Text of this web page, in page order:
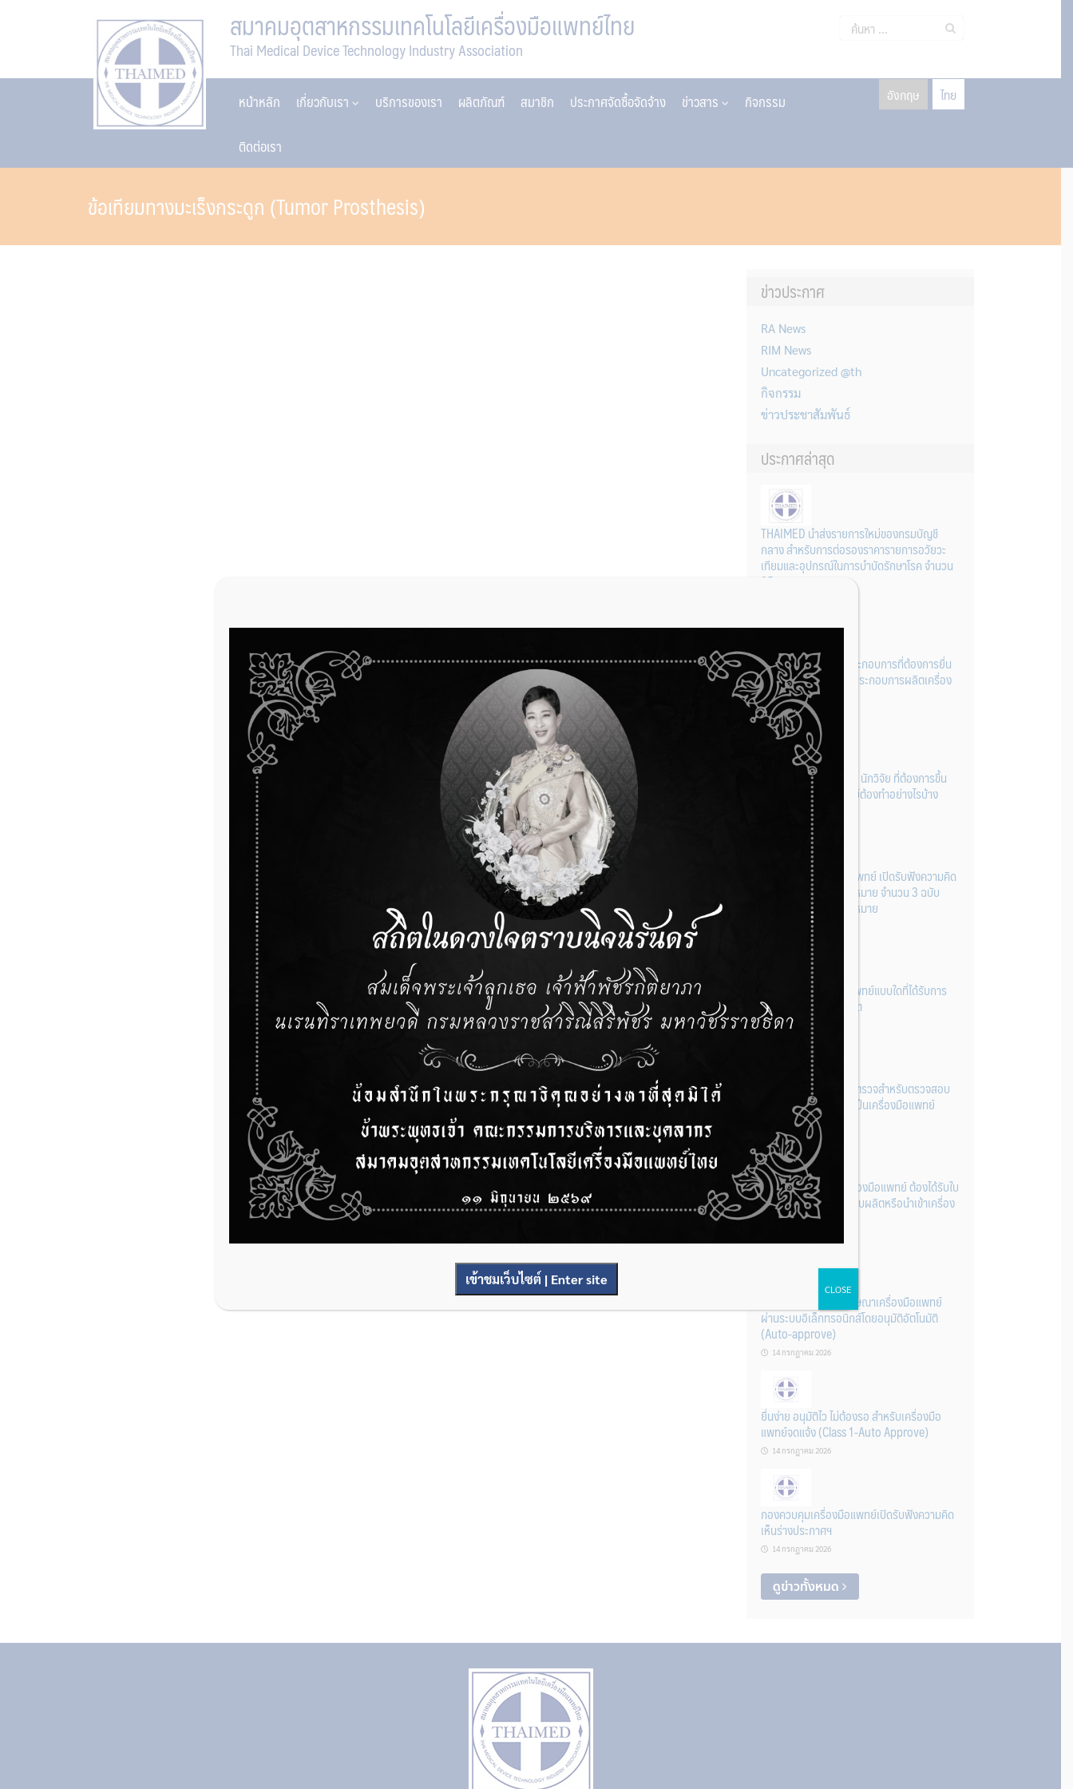
สมาคมอุตสาหกรรมเทคโนโลยีเครื่องมือแพทย์ไทย
Thai Medical Device Technology Industry Association
ค้นหา
หน้าหลัก เกี่ยวกับเรา บริการของเรา ผลิตภัณฑ์ สมาชิก ประกาศจัดซื้อจัดจ้าง ข่าวสาร
กิจกรรม
ติดต่อเรา
อังกฤษ ไทย
ข้อเทียมทางมะเร็งกระดูก (Tumor Prosthesis)
ข่าวประกาศ
RA News
RIM News
Uncategorized @th
กิจกรรม
ข่าวประชาสัมพันธ์
ประกาศล่าสุด
THAIMED นำส่งรายการใหม่ของกรมบัญชี
กลาง สำหรับการต่อรองราคารายการอวัยวะ
เทียมและอุปกรณ์ในการบำบัดรักษาโรค จำนวน
25 รายการ
การเตรียมเอกสารผู้ประกอบการที่ต้องการยื่น
คำขอจดทะเบียนสถานประกอบการผลิตเครื่อง
มือแพทย์ (รายใหม่)
22 กรกฎาคม 2026
ผู้ประกอบการผลิต และ นักวิจัย ที่ต้องการขึ้น
ทะเบียนเครื่องมือแพทย์ต้องทำอย่างไรบ้าง
22 กรกฎาคม 2026
กองควบคุมเครื่องมือแพทย์ เปิดรับฟังความคิด
เห็นหลักการยกร่างกฎหมาย จำนวน 3 ฉบับ
ผ่านระบบกลางทางกฎหมาย
22 กรกฎาคม 2026
การโฆษณาเครื่องมือแพทย์แบบใดที่ได้รับการ
ยกเว้นไม่ต้องขออนุญาต
14 กรกฎาคม 2026
รู้หรือไม่? ผลิตภัณฑ์ชุดตรวจสําหรับตรวจสอบ
การปนเปื้อนแบบใดจัดเป็นเครื่องมือแพทย์
14 กรกฎาคม 2026
การนำเข้าหรือผลิตเครื่องมือแพทย์ ต้องได้รับใบ
จดทะเบียนสถานประกอบผลิตหรือนำเข้าเครื่อง
มือแพทย์ก่อนเท่านั้น
ระบบการขออนุญาตโฆษณาเครื่องมือแพทย์
ผ่านระบบอิเล็กทรอนิกส์โดยอนุมัติอัตโนมัติ
(Auto-approve)
14 กรกฎาคม 2026
ยื่นง่าย อนุมัติไว ไม่ต้องรอ สำหรับเครื่องมือ
แพทย์จดแจ้ง (Class 1-Auto Approve)
14 กรกฎาคม 2026
กองควบคุมเครื่องมือแพทย์เปิดรับฟังความคิด
เห็นร่างประกาศฯ
14 กรกฎาคม 2026
ดูข่าวทั้งหมด
เข้าชมเว็บไซต์ | Enter site
CLOSE